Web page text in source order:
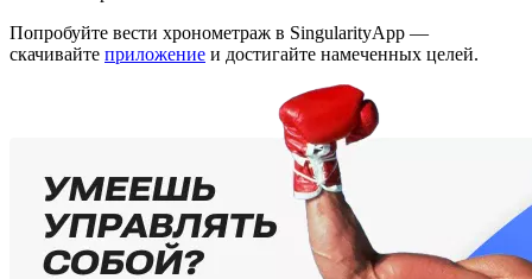
Попробуйте вести хронометраж в SingularityApp —
скачивайте приложение и достигайте намеченных целей.